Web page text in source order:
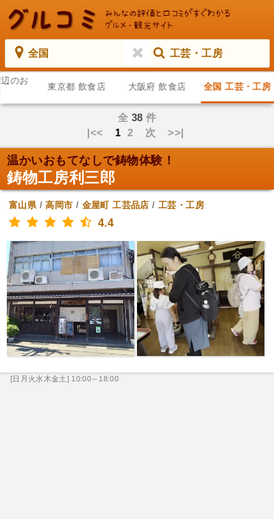
全国 工芸・工房
のお
東京都 飲食店 大阪府 飲食店 全国 工芸・工房
全 38 件
|<< 1 2 次 >>|
温かいおもてなしで鋳物体験！
鋳物工房利三郎
富山県/高岡市 / 金屋町 工芸品店 / 工芸・工房
4.4
[日月火水木金土] 10:00～18:00